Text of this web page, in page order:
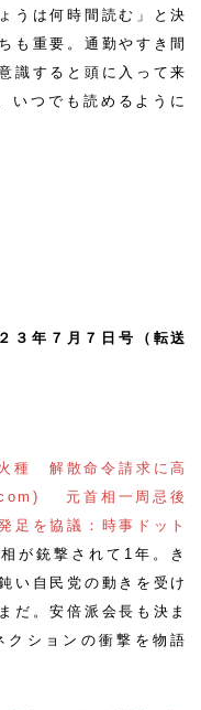
うは何時間読む」と決
も重要。通勤やすき間
識すると頭に入って来
いつでも読めるように
年７月７日号（転送
種 解散命令請求に高
元首相一周忌後
足を協議：時事ドット
銃撃されて1年。き
い自民党の動きを受け
だ。安倍派会長も決ま
クションの衝撃を物語